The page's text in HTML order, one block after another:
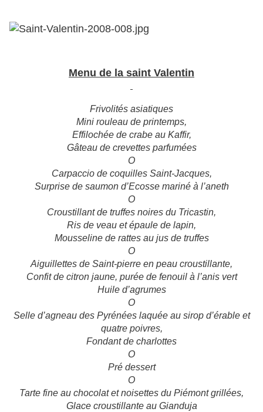
Menu de la saint Valentin
Frivolités asiatiques
Mini rouleau de printemps,
Effilochée de crabe au Kaffir,
Gâteau de crevettes parfumées
O
Carpaccio de coquilles Saint-Jacques,
Surprise de saumon d’Ecosse mariné à l’aneth
O
Croustillant de truffes noires du Tricastin,
Ris de veau et épaule de lapin,
Mousseline de rattes au jus de truffes
O
Aiguillettes de Saint-pierre en peau croustillante,
Confit de citron jaune, purée de fenouil à l’anis vert
Huile d’agrumes
O
Selle d’agneau des Pyrénées laquée au sirop d’érable et
quatre poivres,
Fondant de charlottes
O
Pré dessert
O
Tarte fine au chocolat et noisettes du Piémont grillées,
Glace croustillante au Gianduja